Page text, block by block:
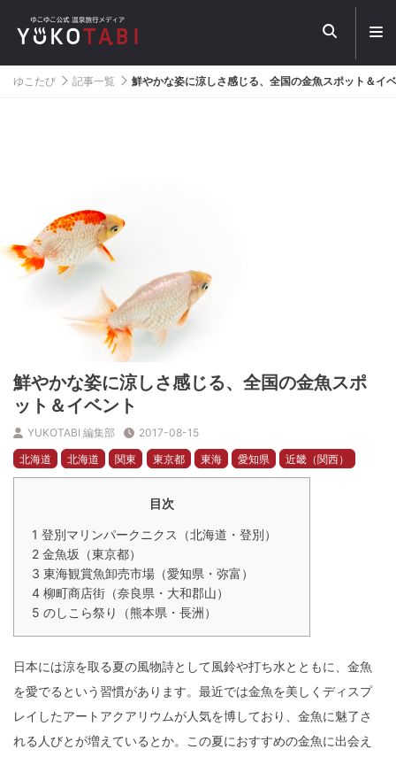
メ
ュ
ー
を
ゆこたび 記事一覧 鮮やかな姿に涼しさ感じる、全国の金魚スポット＆イ
鮮やかな姿に涼しさ感じる、全国の金魚スポ
ット＆イベント
YUKOTABI 編集部
2017-08-15
北海道
北海道 関東 東京都 東海 愛知県
近畿（関西）
お茶の水・湯島・九段・後楽園
目次
1 登別マリンパークニクス（北海道・登別）
2 金魚坂（東京都）
3 東海観賞魚卸売市場（愛知県・弥富）
4 柳町商店街（奈良県・大和郡山）
5 のしこら祭り（熊本県・長洲）
日本には涼を取る夏の風物詩として風鈴や打ち水とともに、金魚
を愛でるという習慣があります。最近では金魚を美しくディスプ
レイしたアートアクアリウムが人気を博しており、金魚に魅了さ
れる人びとが増えているとか。この夏におすすめの金魚に出会え